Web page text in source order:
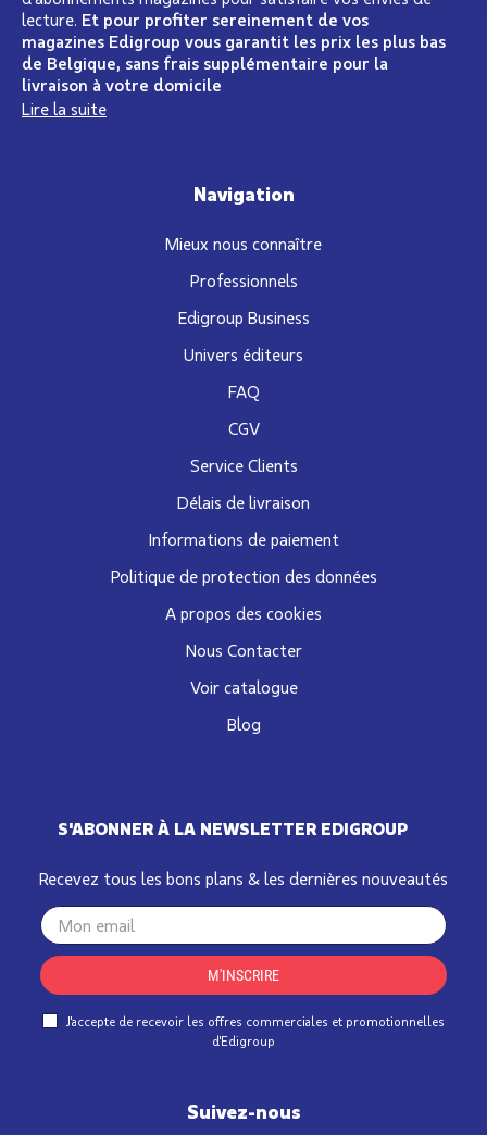
lecture. Et pour profiter sereinement de vos
magazines Edigroup vous garantit les prix les plus bas
de Belgique, sans frais supplémentaire pour la
livraison à votre domicile
Lire la suite
S'ABONNER À LA NEWSLETTER EDIGROUP
Recevez tous les bons plans & les dernières nouveautés
Your
email
M'INSCRIRE
J'accepte de recevoir les offres commerciales et promotionnelles
d'Edigroup
Navigation
Mieux nous connaître
Professionnels
Edigroup Business
Univers éditeurs
FAQ
CGV
Service Clients
Délais de livraison
Informations de paiement
Politique de protection des données
A propos des cookies
Nous Contacter
Voir catalogue
Blog
Suivez-nous